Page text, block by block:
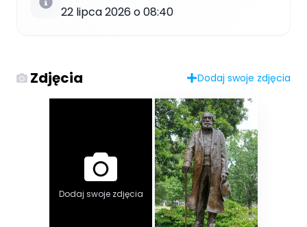
22 lipca 2026 o 08:40
Zdjęcia Dodaj swoje zdjęcia
Dodaj swoje zdjęcia